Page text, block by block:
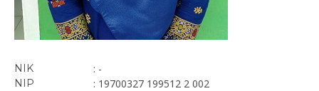
NIK : -
NIP : 19700327 199512 2 002